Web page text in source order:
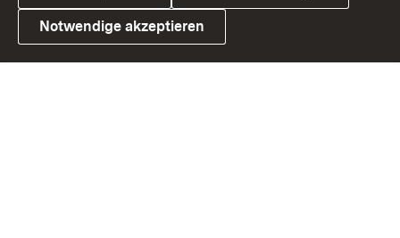
Link zum Landesportal
Notwendige akzeptieren